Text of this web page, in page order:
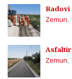
Radovi
Zemun,
Zemun,